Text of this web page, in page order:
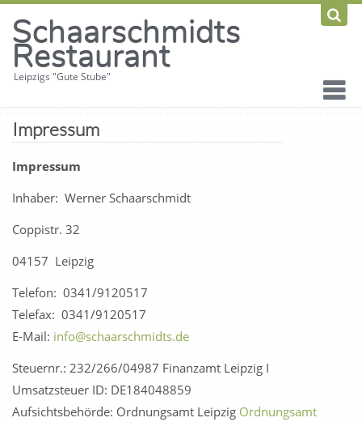
Schaarschmidts
Restaurant
Leipzigs "Gute Stube"
Impressum
Impressum
Inhaber: Werner Schaarschmidt
Coppistr. 32
04157 Leipzig
Telefon: 0341/9120517
Telefax: 0341/9120517
E-Mail: info@schaarschmidts.de
Steuernr.: 232/266/04987 Finanzamt Leipzig I
Umsatzsteuer ID: DE184048859
Aufsichtsbehörde: Ordnungsamt Leipzig Ordnungsamt